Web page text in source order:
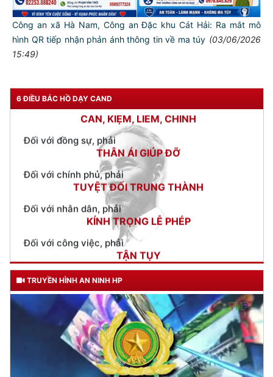
Công an xã Hà Nam, Công an Đặc khu Cát Hải: Ra mắt mô
hình QR tiếp nhận phản ánh thông tin về ma túy (03/06/2026
15:49)
6 ĐIỀU BÁC HỒ DẠY CAND
TƯ CÁCH
NGƯỜI CÔNG AN CÁCH MỆNH LÀ:
Đối với đồng sự, phải
THÂN ÁI GIÚP ĐỠ
Đối với chính phủ, phải
TUYỆT ĐỐI TRUNG THÀNH
Đối với nhân dân, phải
KÍNH TRỌNG LỄ PHÉP
Đối với công việc, phải
TẬN TỤY
CƯƠNG QUYẾT, KHÔN KHÉO
Trích thư Chủ tịch Hồ Chí Minh
gửi Công an Khu XII,
ngày 11 tháng 3 năm 1948.
TRUYỀN HÌNH AN NINH HP